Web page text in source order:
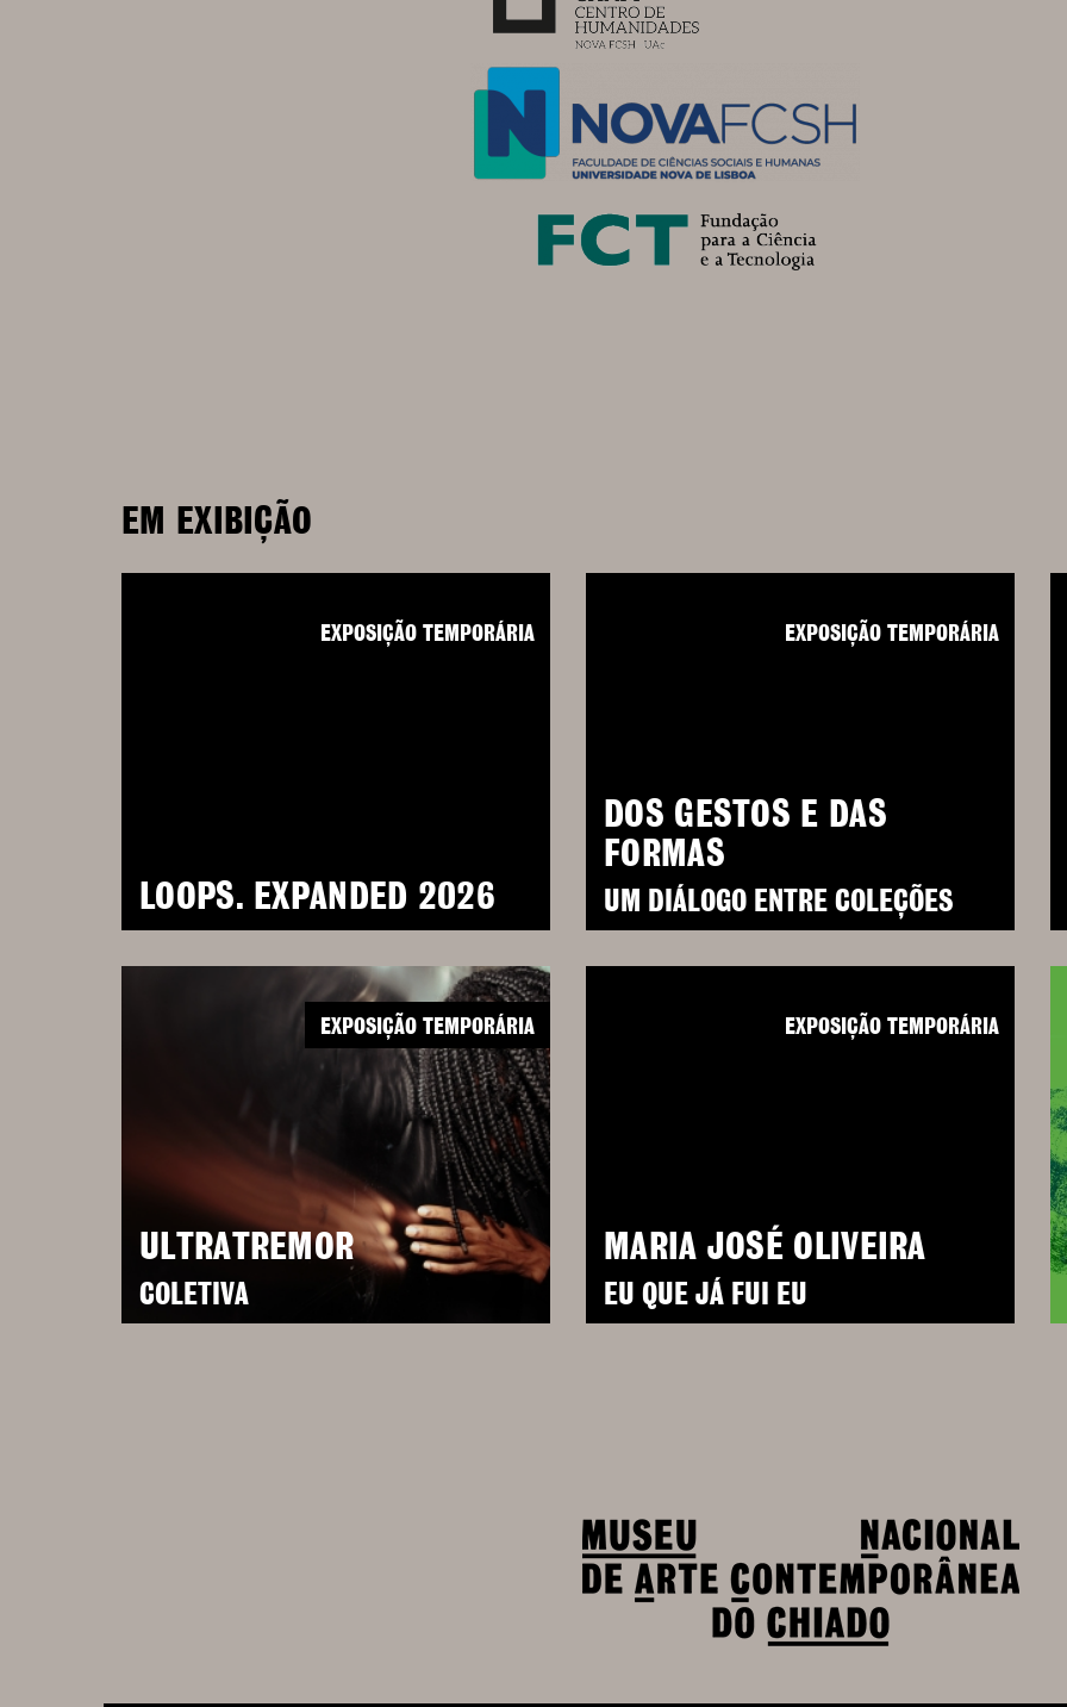
EM EXIBIÇÃO
LOOPS. EXPANDED 2026
EXPOSIÇÃO TEMPORÁRIA
DOS GESTOS E DAS
FORMAS
UM DIÁLOGO ENTRE COLEÇÕES
EXPOSIÇÃO TEMPORÁRIA
ULTRATREMOR
COLETIVA
EXPOSIÇÃO TEMPORÁRIA
MARIA JOSÉ OLIVEIRA
EU QUE JÁ FUI EU
EXPOSIÇÃO TEMPORÁRIA